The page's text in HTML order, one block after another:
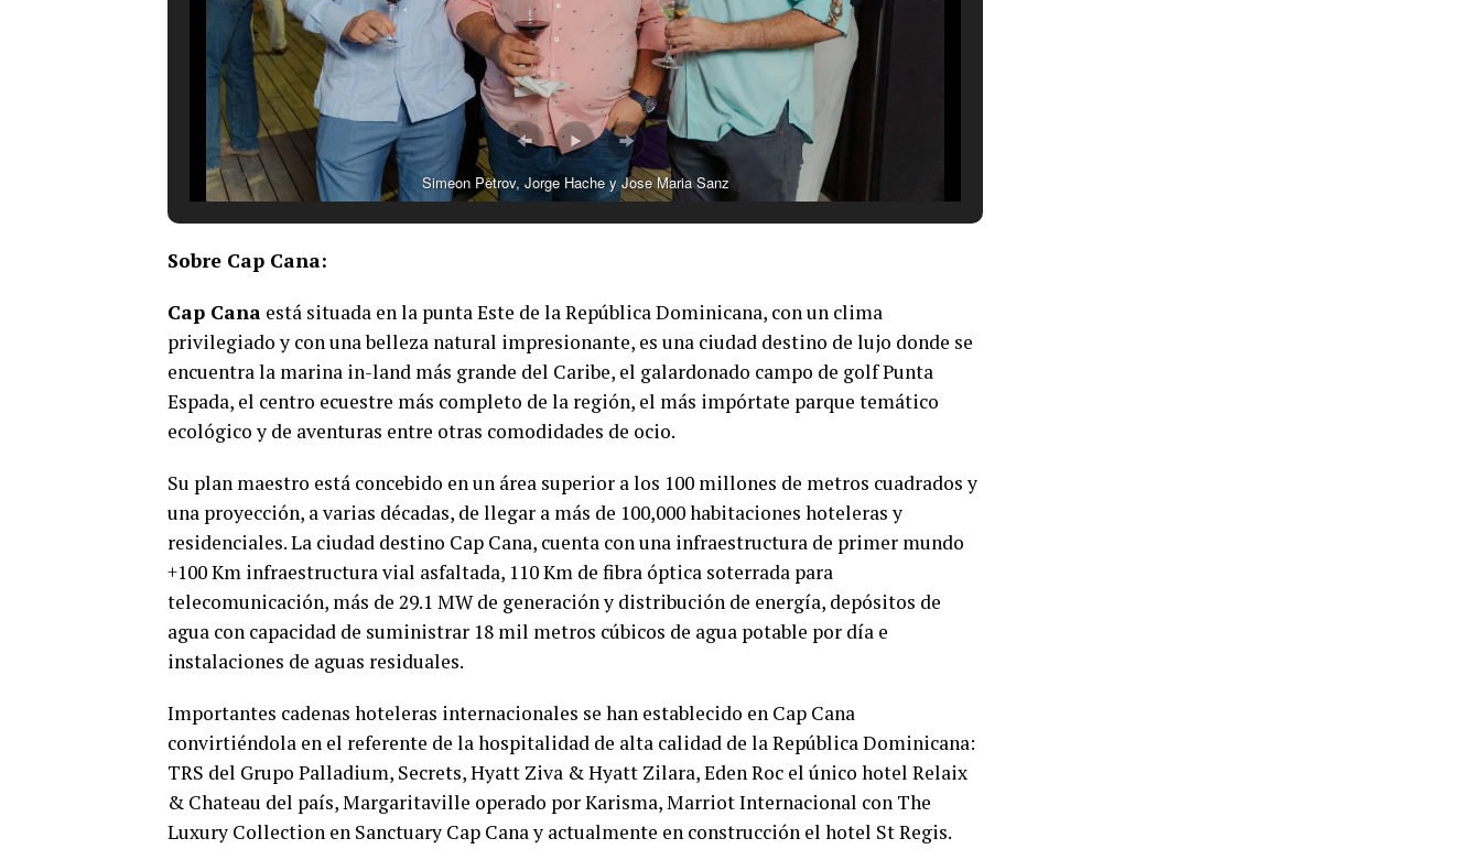
Simeon Petrov, Jorge Hache y Jose Maria Sanz
Sobre Cap Cana:
Cap Cana está situada en la punta Este de la República Dominicana, con un clima
privilegiado y con una belleza natural impresionante, es una ciudad destino de lujo donde se
encuentra la marina in-land más grande del Caribe, el galardonado campo de golf Punta
Espada, el centro ecuestre más completo de la región, el más impórtate parque temático
ecológico y de aventuras entre otras comodidades de ocio.
Su plan maestro está concebido en un área superior a los 100 millones de metros cuadrados y
una proyección, a varias décadas, de llegar a más de 100,000 habitaciones hoteleras y
residenciales. La ciudad destino Cap Cana, cuenta con una infraestructura de primer mundo
+100 Km infraestructura vial asfaltada, 110 Km de fibra óptica soterrada para
telecomunicación, más de 29.1 MW de generación y distribución de energía, depósitos de
agua con capacidad de suministrar 18 mil metros cúbicos de agua potable por día e
instalaciones de aguas residuales.
Importantes cadenas hoteleras internacionales se han establecido en Cap Cana
convirtiéndola en el referente de la hospitalidad de alta calidad de la República Dominicana:
TRS del Grupo Palladium, Secrets, Hyatt Ziva & Hyatt Zilara, Eden Roc el único hotel Relaix
& Chateau del país, Margaritaville operado por Karisma, Marriot Internacional con The
Luxury Collection en Sanctuary Cap Cana y actualmente en construcción el hotel St Regis.